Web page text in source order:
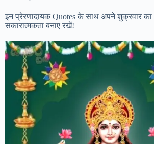
इन प्रेरणादायक Quotes के साथ अपने शुक्रवार
सकारात्मकता बनाए रखें!